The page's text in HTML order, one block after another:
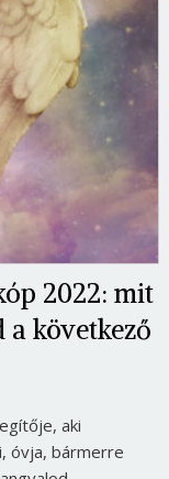
2022: mit
a következő
aki
óvja, bármerre